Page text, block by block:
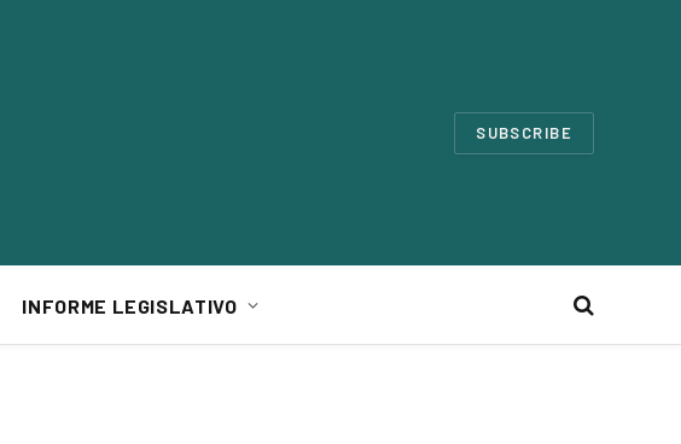
SUBSCRIBE
INFORME LEGISLATIVO